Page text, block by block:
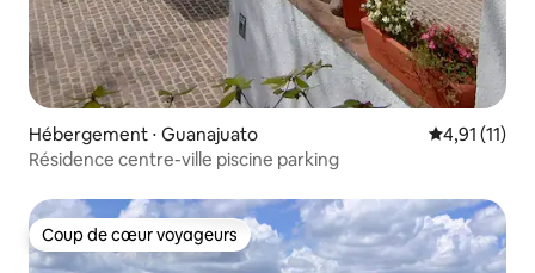
Hébergement ⋅ Guanajuato Évaluation
4,91 (11)
Résidence centre-ville piscine parking
Coup de cœur voyageurs
Coup de cœur voyageurs